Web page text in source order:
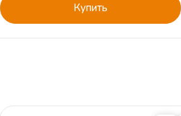
Купить